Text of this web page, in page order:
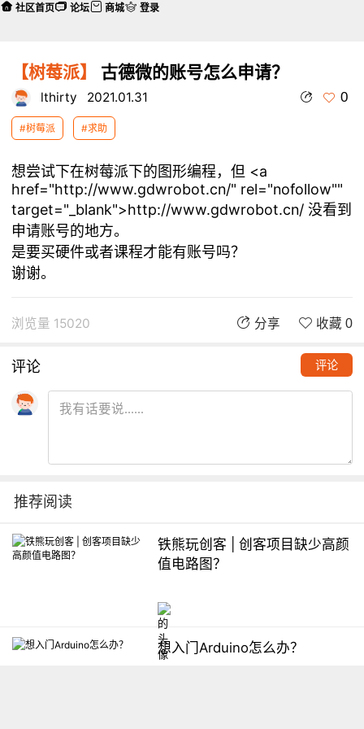
【树莓派】 古德微的账号怎么申请？
lthirty 2021.01.31 0
#树莓派 #求助
想尝试下在树莓派下的图形编程，但 <a
href="http://www.gdwrobot.cn/" rel="nofollow""
target="_blank">http://www.gdwrobot.cn/ 没看到
申请账号的地方。
是要买硬件或者课程才能有账号吗？
谢谢。
浏览量 15020 分享 收藏 0
评论 评论
推荐阅读
铁熊玩创客 | 创客项目缺少高颜
值电路图？
想入门Arduino怎么办？
社区首页 论坛 商城 登录